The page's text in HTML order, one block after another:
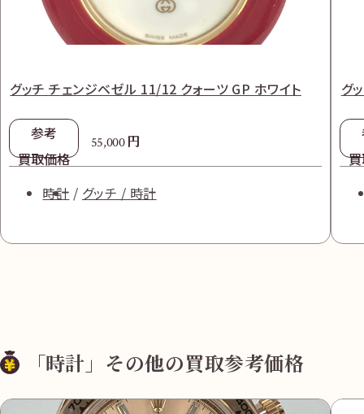
グッチ チェンジベゼル 11/12 クォーツ GP ホワイト
参考
買取価格
55,000 円
時計 グッチ / 時計
グ
「時計」その他の買取参考価格